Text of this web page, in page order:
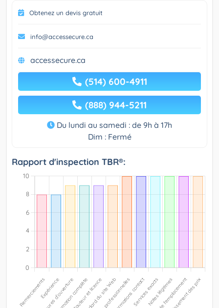
Obtenez un devis gratuit
info@accessecure.ca
accessecure.ca
(514) 600-4911
(888) 944-5211
Du lundi au samedi : de 9h à 17h
Dim : Fermé
Rapport d'inspection TBR®: